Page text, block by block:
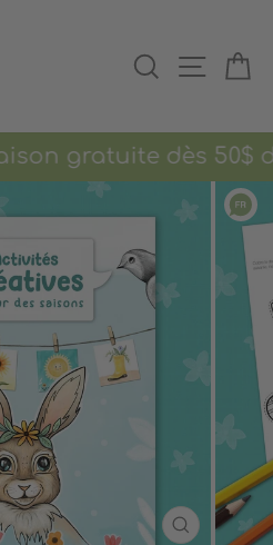
RECHERCHER
gratuite dès 50$
FERMER